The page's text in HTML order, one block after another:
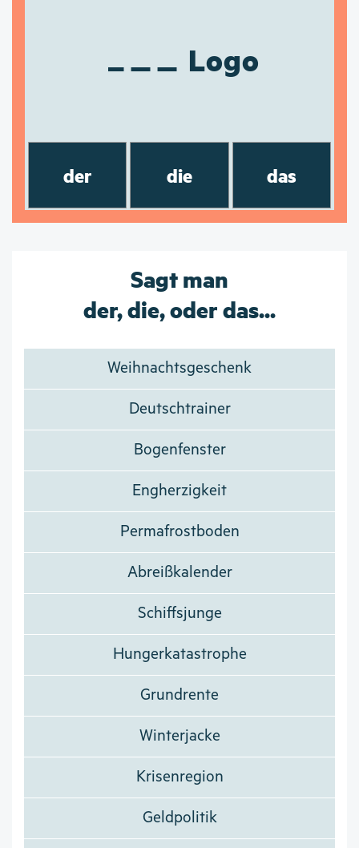
Logo
der die das
Sagt man
der, die, oder das...
Weihnachtsgeschenk
Deutschtrainer
Bogenfenster
Engherzigkeit
Permafrostboden
Abreißkalender
Schiffsjunge
Hungerkatastrophe
Grundrente
Winterjacke
Krisenregion
Geldpolitik